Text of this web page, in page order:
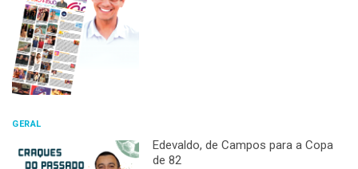
GERAL
Edevaldo, de Campos para a Copa
de 82